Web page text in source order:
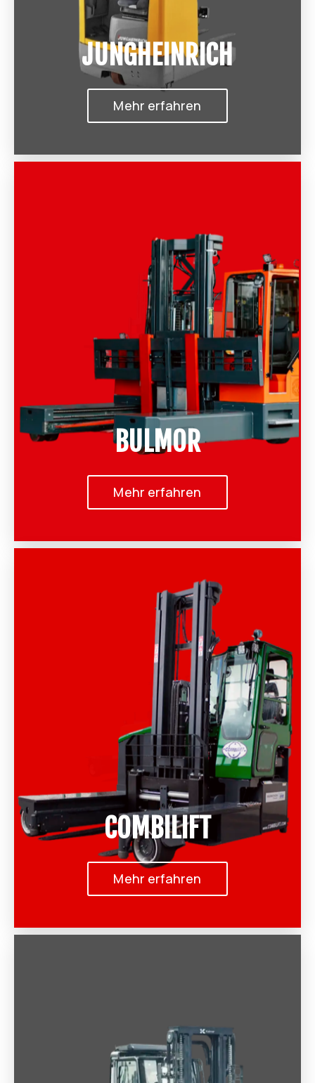
JUNGHEINRICH
Mehr erfahren
BULMOR
Mehr erfahren
COMBILIFT
Mehr erfahren